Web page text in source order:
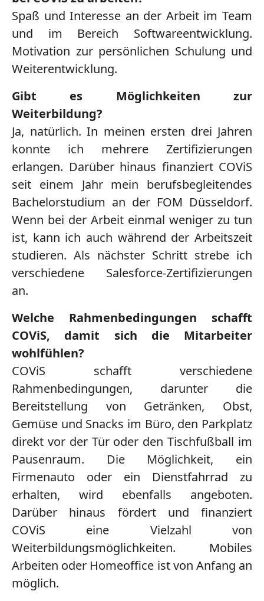
Spaß und Interesse an der Arbeit im Team
und im Bereich Softwareentwicklung.
Motivation zur persönlichen Schulung und
Weiterentwicklung.
Gibt es Möglichkeiten zur
Weiterbildung?
Ja, natürlich. In meinen ersten drei Jahren
konnte ich mehrere Zertifizierungen
erlangen. Darüber hinaus finanziert COViS
seit einem Jahr mein berufsbegleitendes
Bachelorstudium an der FOM Düsseldorf.
Wenn bei der Arbeit einmal weniger zu tun
ist, kann ich auch während der Arbeitszeit
studieren. Als nächster Schritt strebe ich
verschiedene Salesforce-Zertifizierungen
an.
Welche Rahmenbedingungen schafft
COViS, damit sich die Mitarbeiter
wohlfühlen?
COViS schafft verschiedene
Rahmenbedingungen, darunter die
Bereitstellung von Getränken, Obst,
Gemüse und Snacks im Büro, den Parkplatz
direkt vor der Tür oder den Tischfußball im
Pausenraum. Die Möglichkeit, ein
Firmenauto oder ein Dienstfahrrad zu
erhalten, wird ebenfalls angeboten.
Darüber hinaus fördert und finanziert
COViS eine Vielzahl von
Weiterbildungsmöglichkeiten. Mobiles
Arbeiten oder Homeoffice ist von Anfang an
möglich.